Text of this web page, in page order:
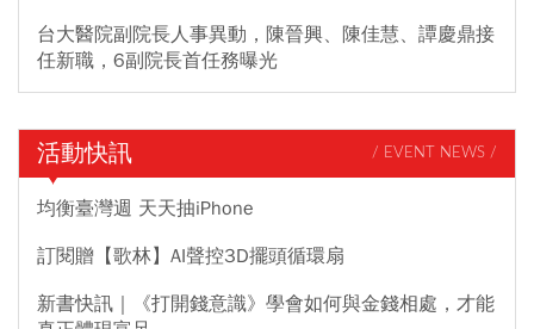
台大醫院副院長人事異動，陳晉興、陳佳慧、譚慶鼎接
任新職，6副院長首任務曝光
活動快訊 / EVENT NEWS /
均衡臺灣週 天天抽iPhone
訂閱贈【歌林】AI聲控3D擺頭循環扇
新書快訊｜《打開錢意識》學會如何與金錢相處，才能